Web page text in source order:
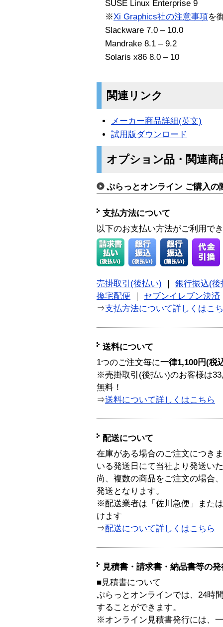
SUSE Linux Enterprise 9
※Xi Graphics社の注意事項を
Slackware 7.0 – 10.0
Mandrake 8.1 – 9.2
Solaris x86 8.0 – 10
関連リンク
メーカー商品詳細(英文)
試用版ダウンロード
オプション品・関連商
ぷらっとオンライン ご購入の
支払方法について
以下のお支払い方法がご利用で
売掛取引(後払い)
銀行振込(後
換宅配便
セブンイレブン決済
⇒支払方法について詳しくはこ
送料について
1つのご注文毎に一律1,100円(税
※売掛取引(後払い)のお客様は
無料！
⇒送料について詳しくはこちら
配送について
在庫がある場合のご注文につき
いる発送日にて当社より発送い
尚、複数の商品をご注文の場合
発送となります。
※配送業者は「佐川急便」また
けます
⇒配送について詳しくはこちら
見積書・請求書・納品書等の
■見積書について
ぷらっとオンラインでは、24時
することができます。
※オンライン見積書発行には、